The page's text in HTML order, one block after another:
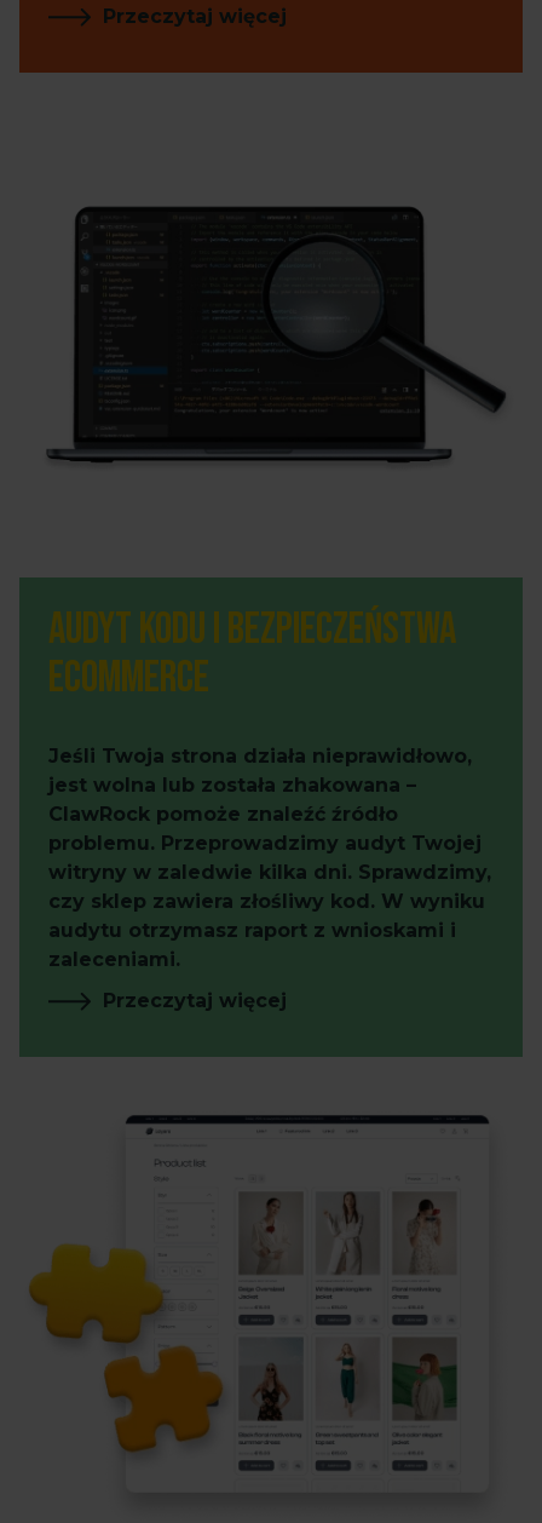
Przeczytaj więcej
Audyt kodu i bezpieczeństwa
eCommerce
Jeśli Twoja strona działa nieprawidłowo,
jest wolna lub została zhakowana –
ClawRock pomoże znaleźć źródło
problemu. Przeprowadzimy audyt Twojej
witryny w zaledwie kilka dni. Sprawdzimy,
czy sklep zawiera złośliwy kod. W wyniku
audytu otrzymasz raport z wnioskami i
zaleceniami.
Przeczytaj więcej